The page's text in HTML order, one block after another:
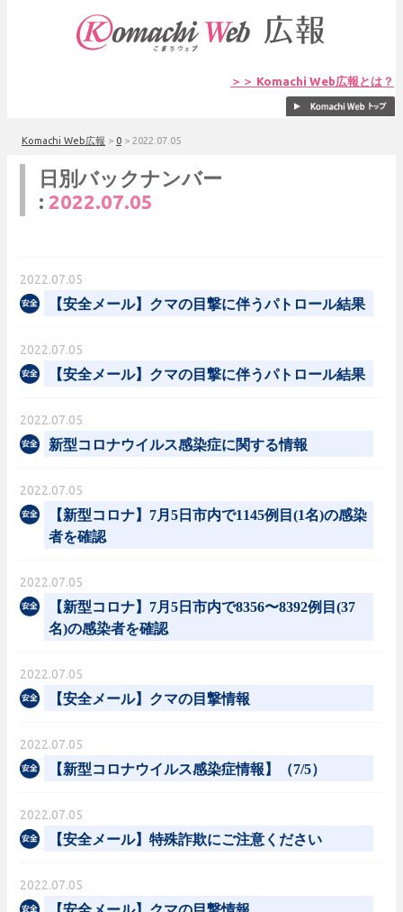
＞＞ Komachi Web広報とは？
Komachi Web広報 > 0 > 2022.07.05
日別バックナンバー
: 2022.07.05
2022.07.05
【安全メール】クマの目撃に伴うパトロール結果
2022.07.05
【安全メール】クマの目撃に伴うパトロール結果
2022.07.05
新型コロナウイルス感染症に関する情報
2022.07.05
【新型コロナ】7月5日市内で1145例目(1名)の感染
者を確認
2022.07.05
【新型コロナ】7月5日市内で8356〜8392例目(37
名)の感染者を確認
2022.07.05
【安全メール】クマの目撃情報
2022.07.05
【新型コロナウイルス感染症情報】（7/5）
2022.07.05
【安全メール】特殊詐欺にご注意ください
2022.07.05